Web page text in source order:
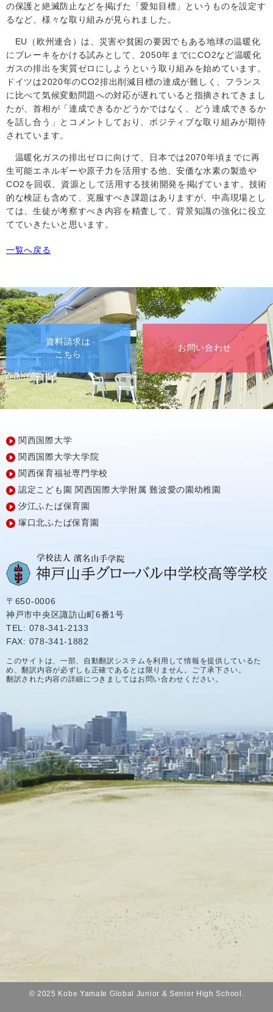
の保護と絶滅防止などを掲げた「愛知目標」というものを設定す
るなど、様々な取り組みが見られました。
EU（欧州連合）は、災害や貧困の要因でもある地球の温暖化
にブレーキをかける試みとして、2050年までにCO2など温暖化
ガスの排出を実質ゼロにしようという取り組みを始めています。
ドイツは2020年のCO2排出削減目標の達成が難しく、フランス
に比べて気候変動問題への対応が遅れていると指摘されてきまし
たが、首相が「達成できるかどうかではなく、どう達成できるか
を話し合う」とコメントしており、ポジティブな取り組みが期待
されています。
温暖化ガスの排出ゼロに向けて、日本では2070年頃までに再
生可能エネルギーや原子力を活用する他、安価な水素の製造や
CO2を回収、資源として活用する技術開発を掲げています。技術
的な検証も含めて、克服すべき課題はありますが、中高現場とし
ては、生徒が考察すべき内容を精査して、背景知識の強化に役立
てていきたいと思います。
一覧へ戻る
資料請求は
こちら
お問い合わせ
関西国際大学
関西国際大学大学院
関西保育福祉専門学校
認定こども園 関西国際大学附属 難波愛の園幼稚園
汐江ふたば保育園
塚口北ふたば保育園
〒650-0006
神戸市中央区諏訪山町6番1号
TEL: 078-341-2133
FAX: 078-341-1882
このサイトは、一部、自動翻訳システムを利用して情報を提供しているた
め、翻訳内容が必ずしも正確であるとは限りません。ご了承下さい。
翻訳された内容の詳細につきましてはお問い合わせください。
© 2025 Kobe Yamate Global Junior & Senior High School.